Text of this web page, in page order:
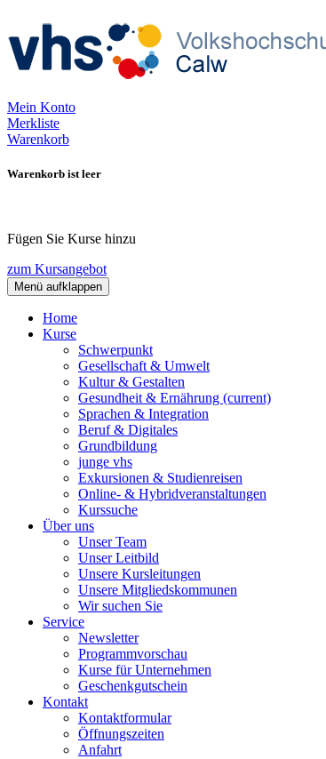
Mein Konto
Merkliste
Warenkorb
Warenkorb ist leer
Fügen Sie Kurse hinzu
zum Kursangebot
Menü aufklappen
Home
Kurse
Schwerpunkt
Gesellschaft & Umwelt
Kultur & Gestalten
Gesundheit & Ernährung (current)
Sprachen & Integration
Beruf & Digitales
Grundbildung
junge vhs
Exkursionen & Studienreisen
Online- & Hybridveranstaltungen
Kurssuche
Über uns
Unser Team
Unser Leitbild
Unsere Kursleitungen
Unsere Mitgliedskommunen
Wir suchen Sie
Service
Newsletter
Programmvorschau
Kurse für Unternehmen
Geschenkgutschein
Kontakt
Kontaktformular
Öffnungszeiten
Anfahrt